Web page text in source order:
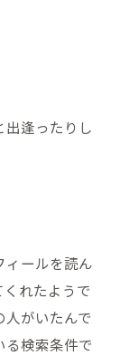
出逢ったりし
ィールを読ん
れたようで
人がいたんで
る検索条件で